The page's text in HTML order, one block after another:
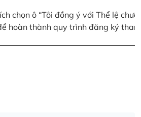
chọn ô “Tôi đồng ý với Thể lệ
hoàn thành quy trình đăng ký